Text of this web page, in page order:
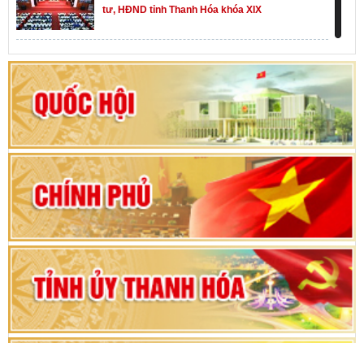
tư, HĐND tỉnh Thanh Hóa khóa XIX
Khai mạc kỳ họp thứ Nhất, Quốc hội khóa XVI
Hướng dẫn quy trình bỏ phiếu bầu cử ĐBQH
khoá XVI và đại biểu HĐND các cấp nhiệm kỳ
2026-2031
80 năm Quốc hội Việt Nam: vì lợi ích Nhân dân,
vì sự phát triển của đất nước
Bộ Chính trị duyệt nội dung Đại hội đại biểu
Đảng bộ tỉnh Thanh Hóa lần thứ XX, nhiệm kỳ
2025 - 2030
Đại hội đại biểu Đảng bộ xã Yên Thọ lần thứ I,
nhiệm kỳ 2025 – 2030